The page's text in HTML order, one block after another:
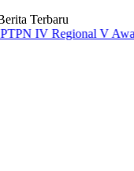
Terbaru
V Awali